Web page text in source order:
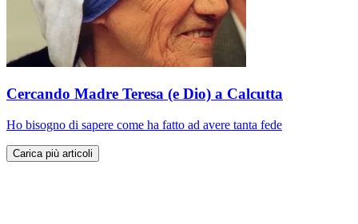
Cercando Madre Teresa (e Dio) a Calcutta
Ho bisogno di sapere come ha fatto ad avere tanta fede
Carica più articoli